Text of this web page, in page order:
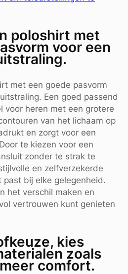
poloshirt met
voor een
met een goede pasvorm
Een goed passend
voor heren met een grotere
van het lichaam op
en zorgt voor een
te kiezen voor een
zonder te strak te
en zelfverzekerde
bij elke gelegenheid.
het verschil maken en
vertrouwen kunt genieten
kies
zoals
comfort.